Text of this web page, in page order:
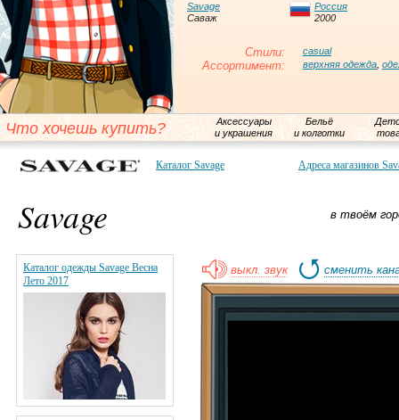
Savage
Саваж
Россия
2000
Стили: casual
Ассортимент: верхняя одежда
Что хочешь купить?
Аксессуары
и украшения
Бельё
и колготки
Каталог Savage Адреса магазинов
в твоём
Savage
Каталог одежды Savage Весна
Лето 2017
выкл. звук сменить